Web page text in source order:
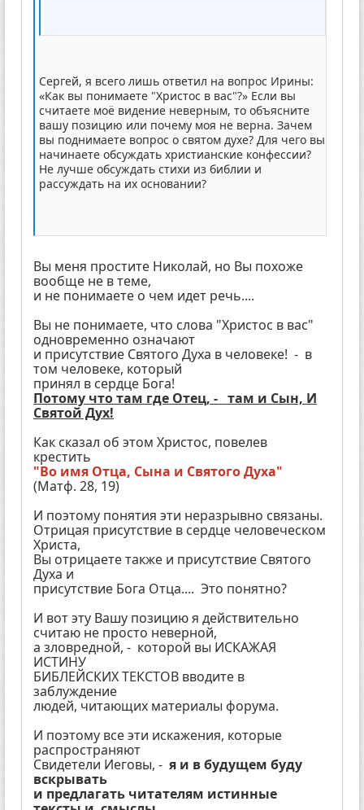
Сергей, я всего лишь ответил на вопрос Ирины:
«Как вы понимаете "Христос в вас"?» Если вы
считаете моё видение неверным, то объясните
вашу позицию или почему моя не верна. Зачем
вы поднимаете вопрос о святом духе? Для чего вы
начинаете обсуждать христианские конфессии?
Не лучше обсуждать стихи из библии и
рассуждать на их основании?
Вы меня простите Николай, но Вы похоже
вообще не в теме,
и не понимаете о чем идет речь....
Вы не понимаете, что слова "Христос в вас"
одновременно означают
и присутствие Святого Духа в человеке! - в
том человеке, который
принял в сердце Бога!
Потому что там где Отец, - там и Сын, И
Святой Дух!
Как сказал об этом Христос, повелев
крестить
"Во имя Отца, Сына и Святого Духа"
(Матф. 28, 19)
И поэтому понятия эти неразрывно связаны.
Отрицая присутствие в сердце человеческом
Христа,
Вы отрицаете также и присутствие Святого
Духа и
присутствие Бога Отца.... Это понятно?
И вот эту Вашу позицию я действительно
считаю не просто неверной,
а зловредной, - которой вы ИСКАЖАЯ
ИСТИНУ
БИБЛЕЙСКИХ ТЕКСТОВ вводите в
заблуждение
людей, читающих материалы форума.
И поэтому все эти искажения, которые
распространяют
Свидетели Иеговы, - я и в будущем буду
вскрывать
и предлагать читателям истинные